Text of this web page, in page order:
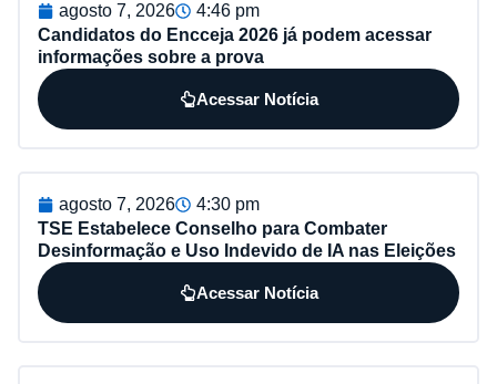
agosto 7, 2026
4:46 pm
Candidatos do Encceja 2026 já podem acessar
informações sobre a prova
Acessar Notícia
agosto 7, 2026
4:30 pm
TSE Estabelece Conselho para Combater
Desinformação e Uso Indevido de IA nas Eleições
Acessar Notícia